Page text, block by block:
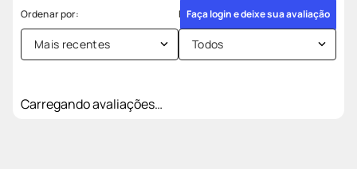
Faça login e deixe sua avaliação
Mais recentes Todos
Carregando avaliações…